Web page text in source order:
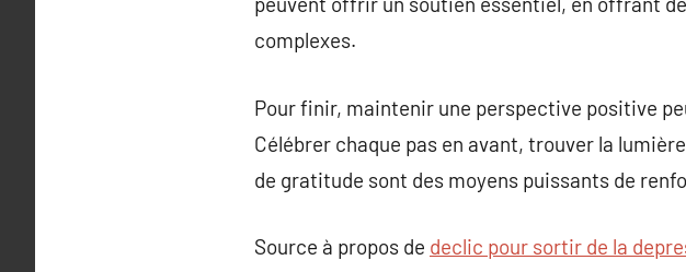
complexes.
Pour finir, maintenir une perspective positive
Célébrer chaque pas en avant, trouver la
de gratitude sont des moyens puissants de
Source à propos de declic pour sortir de la